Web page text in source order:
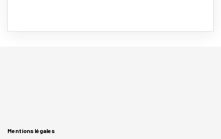
Mentions légales